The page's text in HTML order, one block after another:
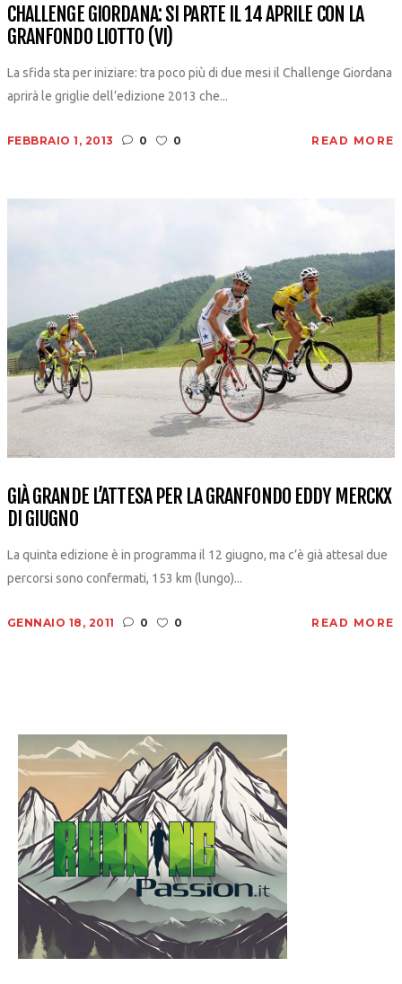
CHALLENGE GIORDANA: SI PARTE IL 14 APRILE CON LA
GRANFONDO LIOTTO (VI)
La sfida sta per iniziare: tra poco più di due mesi il Challenge Giordana
aprirà le griglie dell’edizione 2013 che...
FEBBRAIO 1, 2013 0 0 READ MORE
GIÀ GRANDE L’ATTESA PER LA GRANFONDO EDDY MERCKX
DI GIUGNO
La quinta edizione è in programma il 12 giugno, ma c’è già attesaI due
percorsi sono confermati, 153 km (lungo)...
GENNAIO 18, 2011 0 0 READ MORE